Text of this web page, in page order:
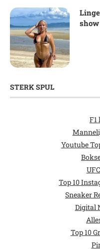
STERK SPUL
F1
Youtube
Top 10
Sneaker
Digital
Top 10